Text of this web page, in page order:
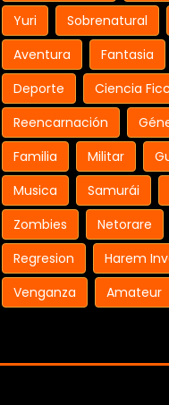
Yuri
Sobrenatural
Aventura
Fantasia
Deporte
Ciencia
Reencarnación
Familia
Militar
Musica
Samurái
Zombies
Netorare
Regresion
Harem
Venganza
Amateur